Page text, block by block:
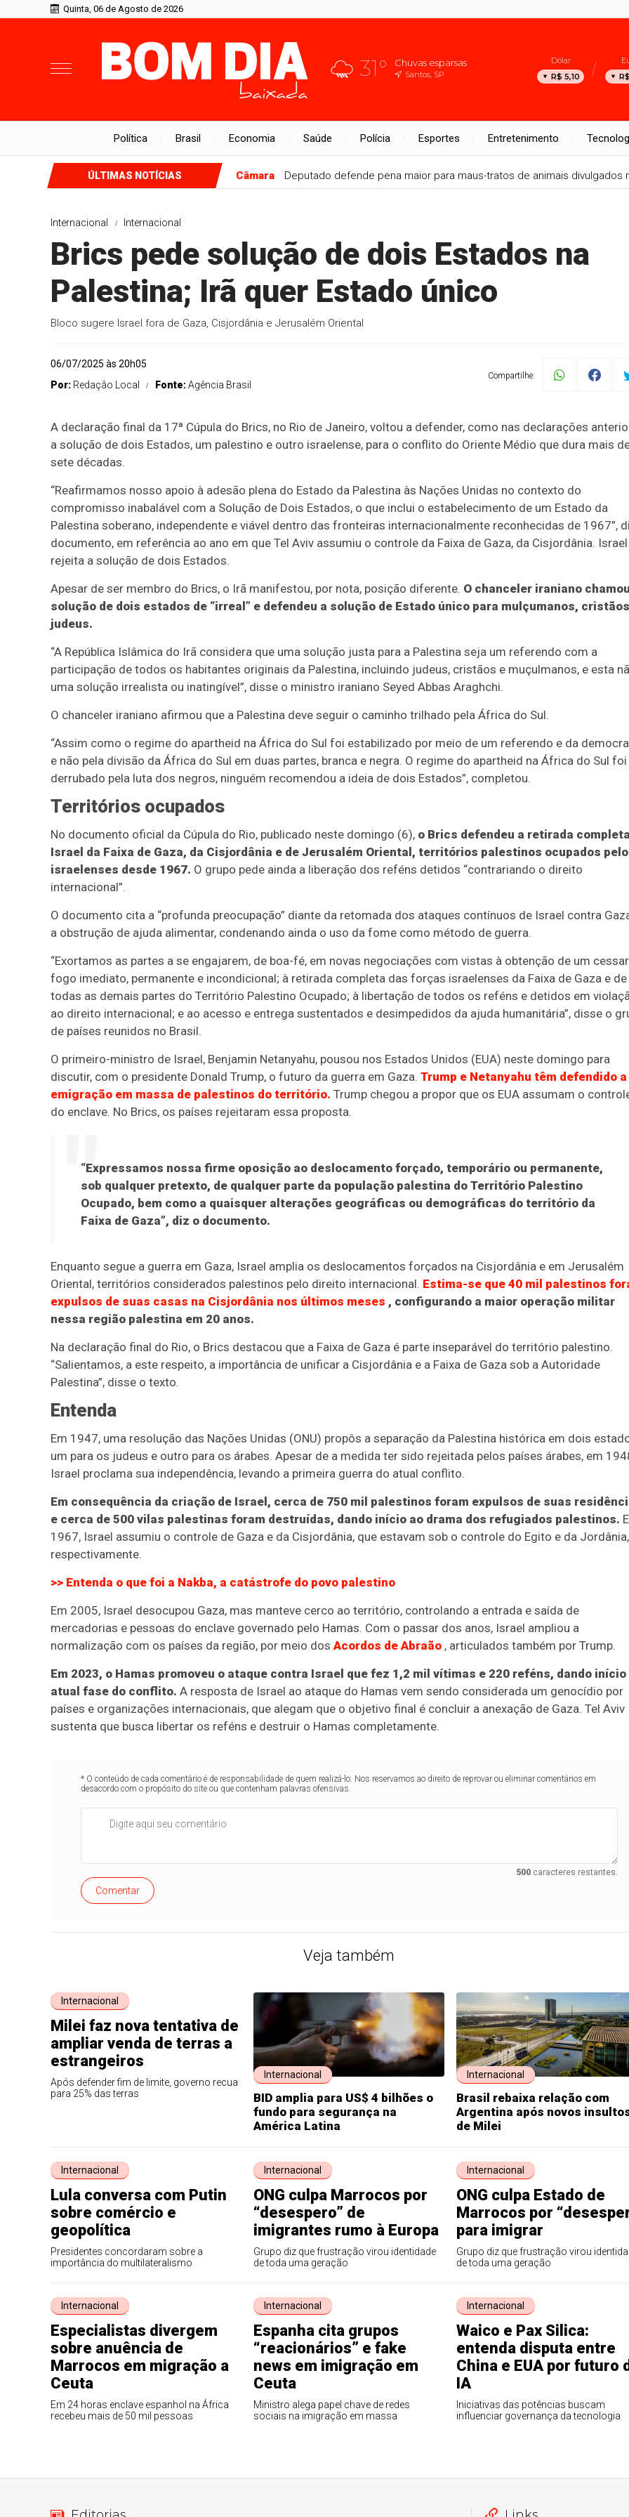
Quinta, 06 de Agosto de 2026
31° Chuvas esparsas
Santos, SP
Dólar
R$ 5,10
Política Brasil Economia Saúde Polícia Esportes Entretenimento
ÚLTIMAS NOTÍCIAS Câmara Deputado defende pena maior para maus-tratos de animais divulgados
Internacional Internacional
Brics pede solução de dois Estados na
Palestina; Irã quer Estado único
Bloco sugere Israel fora de Gaza, Cisjordânia e Jerusalém Oriental
06/07/2025 às 20h05
Por: Redaçâo Local Fonte:Agência Brasil
Compartilhe:
A declaração final da 17ª Cúpula do Brics, no Rio de Janeiro, voltou a defender, como nas declarações
a solução de dois Estados, um palestino e outro israelense, para o conflito do Oriente Médio que dura mais
sete décadas.
“Reafirmamos nosso apoio à adesão plena do Estado da Palestina às Nações Unidas no contexto do
compromisso inabalável com a Solução de Dois Estados, o que inclui o estabelecimento de um Estado da
Palestina soberano, independente e viável dentro das fronteiras internacionalmente reconhecidas de 1967”,
documento, em referência ao ano em que Tel Aviv assumiu o controle da Faixa de Gaza, da Cisjordânia. Israel
rejeita a solução de dois Estados.
Apesar de ser membro do Brics, o Irã manifestou, por nota, posição diferente. O chanceler iraniano
solução de dois estados de “irreal” e defendeu a solução de Estado único para mulçumanos,
judeus.
“A República Islâmica do Irã considera que uma solução justa para a Palestina seja um referendo com a
participação de todos os habitantes originais da Palestina, incluindo judeus, cristãos e muçulmanos, e esta
uma solução irrealista ou inatingível”, disse o ministro iraniano Seyed Abbas Araghchi.
O chanceler iraniano afirmou que a Palestina deve seguir o caminho trilhado pela África do Sul.
“Assim como o regime do apartheid na África do Sul foi estabilizado por meio de um referendo e da
e não pela divisão da África do Sul em duas partes, branca e negra. O regime do apartheid na África do Sul foi
derrubado pela luta dos negros, ninguém recomendou a ideia de dois Estados”, completou.
Territórios ocupados
No documento oficial da Cúpula do Rio, publicado neste domingo (6), o Brics defendeu a retirada
Israel da Faixa de Gaza, da Cisjordânia e de Jerusalém Oriental, territórios palestinos ocupados
israelenses desde 1967. O grupo pede ainda a liberação dos reféns detidos “contrariando o direito
internacional”.
O documento cita a “profunda preocupação” diante da retomada dos ataques contínuos de Israel contra
a obstrução de ajuda alimentar, condenando ainda o uso da fome como método de guerra.
“Exortamos as partes a se engajarem, de boa-fé, em novas negociações com vistas à obtenção de um
fogo imediato, permanente e incondicional; à retirada completa das forças israelenses da Faixa de Gaza e de
todas as demais partes do Território Palestino Ocupado; à libertação de todos os reféns e detidos em
ao direito internacional; e ao acesso e entrega sustentados e desimpedidos da ajuda humanitária”, disse o
de países reunidos no Brasil.
O primeiro-ministro de Israel, Benjamin Netanyahu, pousou nos Estados Unidos (EUA) neste domingo para
discutir, com o presidente Donald Trump, o futuro da guerra em Gaza. Trump e Netanyahu têm defendido a
emigração em massa de palestinos do território. Trump chegou a propor que os EUA assumam o
do enclave. No Brics, os países rejeitaram essa proposta.
“Expressamos nossa firme oposição ao deslocamento forçado, temporário ou permanente,
sob qualquer pretexto, de qualquer parte da população palestina do Território Palestino
Ocupado, bem como a quaisquer alterações geográficas ou demográficas do território da
Faixa de Gaza”, diz o documento.
Enquanto segue a guerra em Gaza, Israel amplia os deslocamentos forçados na Cisjordânia e em Jerusalém
Oriental, territórios considerados palestinos pelo direito internacional. Estima-se que 40 mil palestinos
expulsos de suas casas na Cisjordânia nos últimos meses , configurando a maior operação militar
nessa região palestina em 20 anos.
Na declaração final do Rio, o Brics destacou que a Faixa de Gaza é parte inseparável do território palestino.
“Salientamos, a este respeito, a importância de unificar a Cisjordânia e a Faixa de Gaza sob a Autoridade
Palestina”, disse o texto.
Entenda
Em 1947, uma resolução das Nações Unidas (ONU) propôs a separação da Palestina histórica em dois
um para os judeus e outro para os árabes. Apesar de a medida ter sido rejeitada pelos países árabes, em
Israel proclama sua independência, levando a primeira guerra do atual conflito.
Em consequência da criação de Israel, cerca de 750 mil palestinos foram expulsos de suas
e cerca de 500 vilas palestinas foram destruídas, dando início ao drama dos refugiados palestinos.
1967, Israel assumiu o controle de Gaza e da Cisjordânia, que estavam sob o controle do Egito e da Jordânia,
respectivamente.
>> Entenda o que foi a Nakba, a catástrofe do povo palestino
Em 2005, Israel desocupou Gaza, mas manteve cerco ao território, controlando a entrada e saída de
mercadorias e pessoas do enclave governado pelo Hamas. Com o passar dos anos, Israel ampliou a
normalização com os países da região, por meio dos Acordos de Abraão , articulados também por Trump.
Em 2023, o Hamas promoveu o ataque contra Israel que fez 1,2 mil vítimas e 220 reféns, dando início
atual fase do conflito. A resposta de Israel ao ataque do Hamas vem sendo considerada um genocídio por
países e organizações internacionais, que alegam que o objetivo final é concluir a anexação de Gaza. Tel Aviv
sustenta que busca libertar os reféns e destruir o Hamas completamente.
* O conteúdo de cada comentário é de responsabilidade de quem realizá-lo. Nos reservamos ao direito de reprovar ou eliminar comentários em
desacordo com o propósito do site ou que contenham palavras ofensivas.
500caracteres restantes.
Comentar
Veja também
Internacional
Milei faz nova tentativa de
ampliar venda de terras a
estrangeiros
Após defender fim de limite, governo recua
para 25% das terras
Internacional
BID amplia para US$ 4 bilhões o
fundo para segurança na
América Latina
Internacional
Brasil rebaixa relação com
Argentina após novos
de Milei
Internacional
Lula conversa com Putin
sobre comércio e
geopolítica
Presidentes concordaram sobre a
importância do multilateralismo
Internacional
ONG culpa Marrocos por
“desespero” de
imigrantes rumo à Europa
Grupo diz que frustração virou identidade
de toda uma geração
Internacional
ONG culpa Estado de
Marrocos por
para imigrar
Grupo diz que frustração virou
de toda uma geração
Internacional
Especialistas divergem
sobre anuência de
Marrocos em migração a
Ceuta
Em 24 horas enclave espanhol na África
recebeu mais de 50 mil pessoas
Internacional
Espanha cita grupos
“reacionários” e fake
news em imigração em
Ceuta
Ministro alega papel chave de redes
sociais na imigração em massa
Internacional
Waico e Pax Silica:
entenda disputa entre
China e EUA por futuro
IA
Iniciativas das potências buscam
influenciar governança da tecnologia